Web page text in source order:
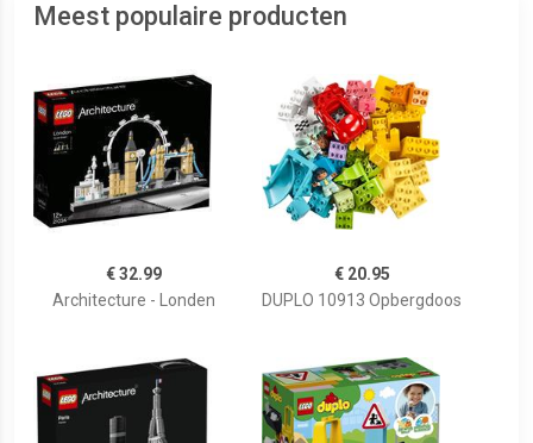
Meest populaire producten
€ 32.99
Architecture - Londen
€ 20.95
DUPLO 10913 Opbergdoos